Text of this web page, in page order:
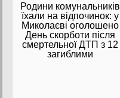
Родини комунальників
їхали на відпочинок: у
Миколаєві оголошено
День скорботи після
смертельної ДТП з 12
загиблими